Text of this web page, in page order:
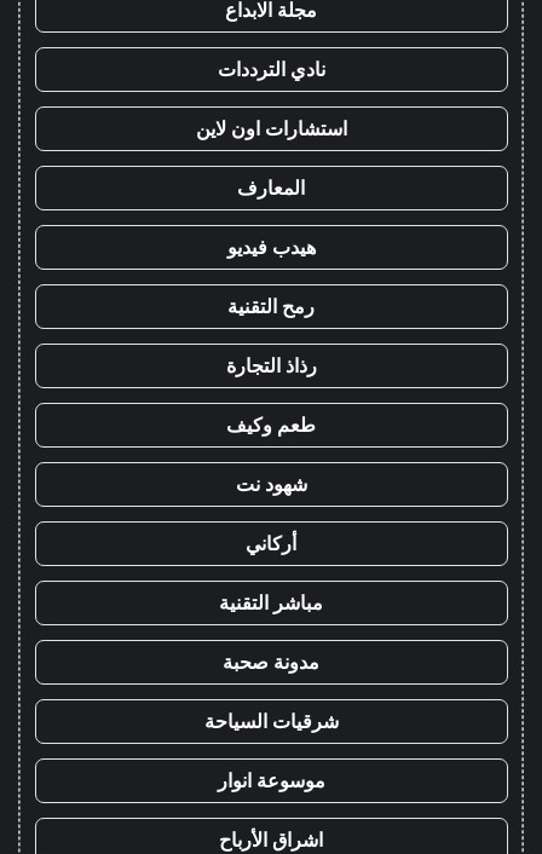
مجلة الابداع
نادي الترددات
استشارات اون لاين
المعارف
هيدب فيديو
رمح التقنية
رذاذ التجارة
طعم وكيف
شهود نت
أركاني
مباشر التقنية
مدونة صحبة
شرقيات السياحة
موسوعة انوار
اشراق الأرباح